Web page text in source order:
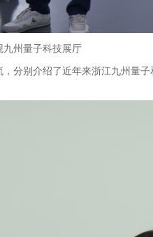
九州量子科技展厅
分别介绍了近年来浙江九州量